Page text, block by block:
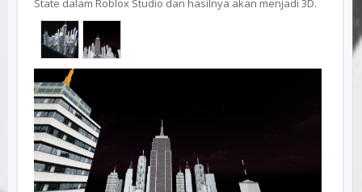
State dalam Roblox Studio dan hasilnya akan menjadi 3D.